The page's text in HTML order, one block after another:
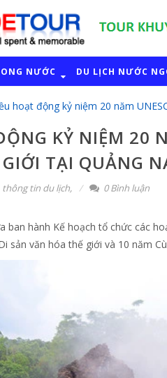
NƯỚC DU LỊCH NƯỚC
hoạt động kỷ niệm 20 năm
KỶ NIỆM 20
TẠI QUẢNG
thông tin du lịch, 0 Bình luận
ban hành Kế hoạch tổ chức các
sản văn hóa thế giới và 10 năm